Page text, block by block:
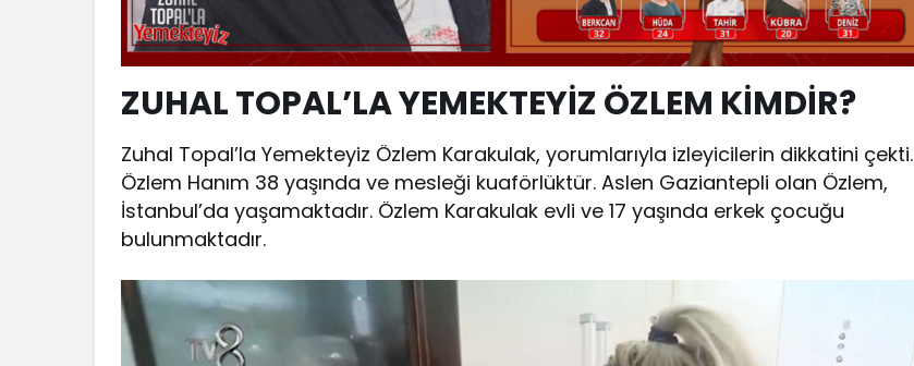
ZUHAL TOPAL’LA YEMEKTEYİZ ÖZLEM KİMDİR?
Zuhal Topal’la Yemekteyiz Özlem Karakulak, yorumlarıyla izleyicilerin dikkatini çekti.
Özlem Hanım 38 yaşında ve mesleği kuaförlüktür. Aslen Gaziantepli olan Özlem,
İstanbul’da yaşamaktadır. Özlem Karakulak evli ve 17 yaşında erkek çocuğu
bulunmaktadır.